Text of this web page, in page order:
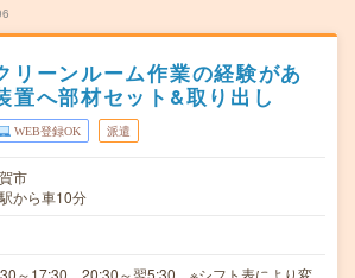
リーンルーム作業の経験があ
置へ部材セット&取り出し
WEB登録OK 派遣
市
から車10分
～17:30、20:30～翌5:30 ※シフト表により変